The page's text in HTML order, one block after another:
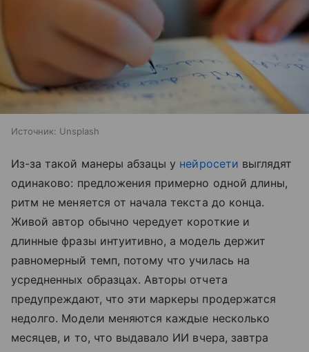
Источник: Unsplash
Из-за такой манеры абзацы у нейросети выглядят
одинаково: предложения примерно одной длины,
ритм не меняется от начала текста до конца.
Живой автор обычно чередует короткие и
длинные фразы интуитивно, а модель держит
равномерный темп, потому что училась на
усредненных образцах. Авторы отчета
предупреждают, что эти маркеры продержатся
недолго. Модели меняются каждые несколько
месяцев, и то, что выдавало ИИ вчера, завтра